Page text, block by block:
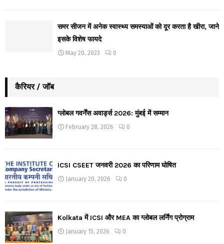
समर सीजन में अनेक स्वास्थ्य समस्याओं को दूर करता है खीरा, जाने
इसके विशेष फायदे
May 20, 2023 0
कैरियर / जॉब
ग्लोबल गवर्नेंस अवार्ड्स 2026: मुंबई में सम्मान
February 28, 2026 0
ICSI CSEET जनवरी 2026 का परिणाम घोषित
January 20, 2026 0
Kolkata में ICSI और MEA का ग्लोबल लर्निंग प्रोग्राम
January 15, 2026 0